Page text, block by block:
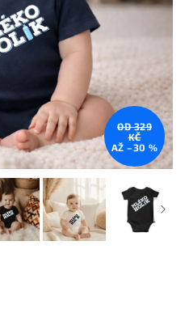
OD 329
KČ
AŽ –30 %